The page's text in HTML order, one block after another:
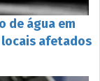
de água em
locais afetados